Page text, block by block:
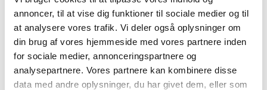
annoncer, til at vise dig funktioner til sociale medier og til
at analysere vores trafik. Vi deler også oplysninger om
din brug af vores hjemmeside med vores partnere inden
for sociale medier, annonceringspartnere og
analysepartnere. Vores partnere kan kombinere disse
data med andre oplysninger, du har givet dem, eller som
du også gerne deltage i en række gudstjenester i løbet
af kirkeåret, hvilket du får løn for.
Mere information på tlf. 56 14 22 88 eller
jersie.sogn@km.dk
Vi glæder os til, at du vil synge med – og blive